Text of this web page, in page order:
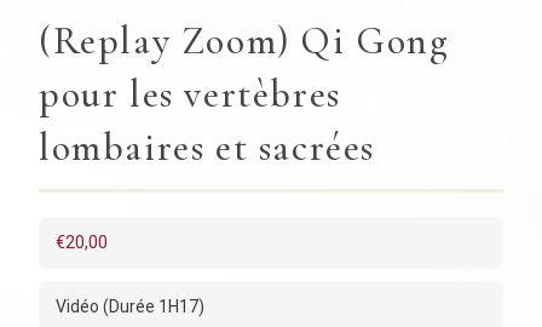
(Replay Zoom) Qi Gong
pour les vertèbres
lombaires et sacrées
€20,00
Vidéo (Durée 1H17)